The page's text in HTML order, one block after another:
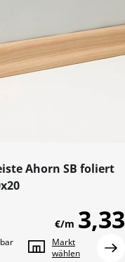
Ahorn SB foliert
€/m 3,33
Markt
wählen